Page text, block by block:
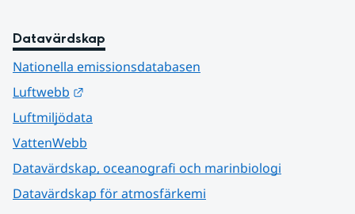
Datavärdskap
Nationella emissionsdatabasen
Luftwebb
Luftmiljödata
VattenWebb
Datavärdskap, oceanografi och marinbiologi
Datavärdskap för atmosfärkemi